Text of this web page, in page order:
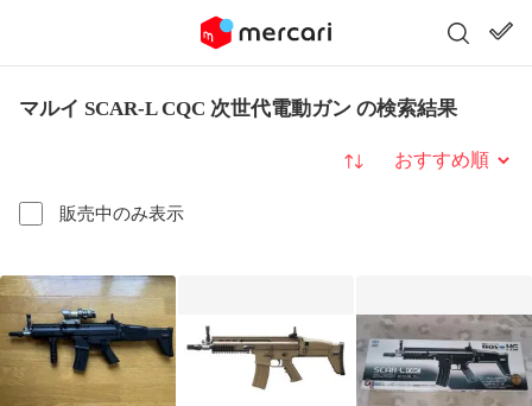
マルイ SCAR-L CQC 次世代電動ガン の検索結果
販売中のみ表示
並び替え